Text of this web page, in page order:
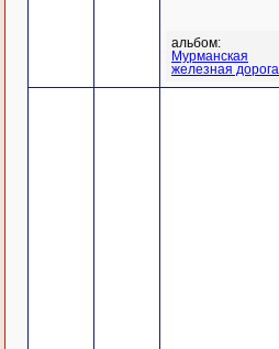
альбом:
Мурманская
железная дорога.